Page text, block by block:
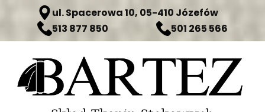
ul. Spacerowa 10, 05-410 Józefów
513 877 850
501 265 566